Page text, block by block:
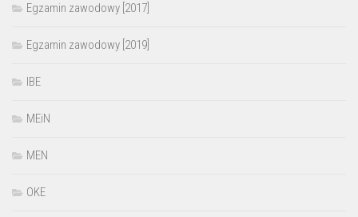
Egzamin zawodowy [2017]
Egzamin zawodowy [2019]
IBE
MEiN
MEN
OKE